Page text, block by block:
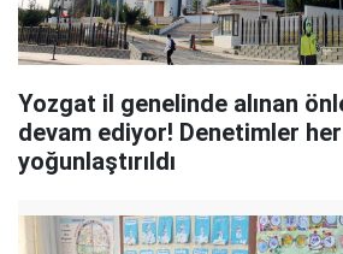
Yozgat il genelinde alınan
devam ediyor! Denetimler
yoğunlaştırıldı